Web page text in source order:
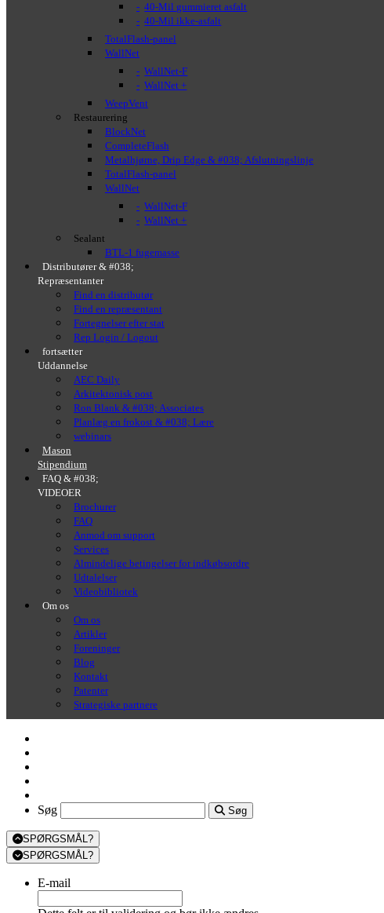
40-Mil gummieret asfalt
40-Mil ikke-asfalt
TotalFlash-panel
WallNet
WallNet-F
WallNet +
WeepVent
Restaurering
BlockNet
CompleteFlash
Metalhjørne, Drip Edge & #038; Afslutningslinje
TotalFlash-panel
WallNet
WallNet-F
WallNet +
Sealant
BTL-1 fugemasse
Distributører & #038;
Repræsentanter
Find en distributør
Find en repræsentant
Fortegnelser efter stat
Rep Login / Logout
fortsætter
Uddannelse
AEC Daily
Arkitektonisk post
Ron Blank & #038; Associates
Planlæg en frokost & #038; Lære
webinars
Mason
Stipendium
FAQ & #038;
VIDEOER
Brochurer
FAQ
Anmod om support
Services
Almindelige betingelser for indkøbsordre
Udtalelser
Videobibliotek
Om os
Om os
Artikler
Foreninger
Blog
Kontakt
Patenter
Strategiske partnere
Søg Søg
Søg
SPØRGSMÅL?
SPØRGSMÅL?
E-mail